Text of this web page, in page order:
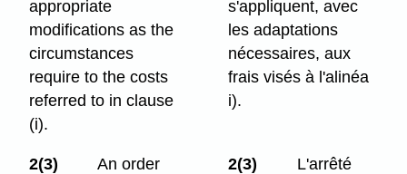
appropriate
modifications as the
circumstances
require to the costs
referred to in clause
(i).
s'appliquent, avec
les adaptations
nécessaires, aux
frais visés à l'alinéa
i).
2(3)
An order
2(3)
L'arrêté